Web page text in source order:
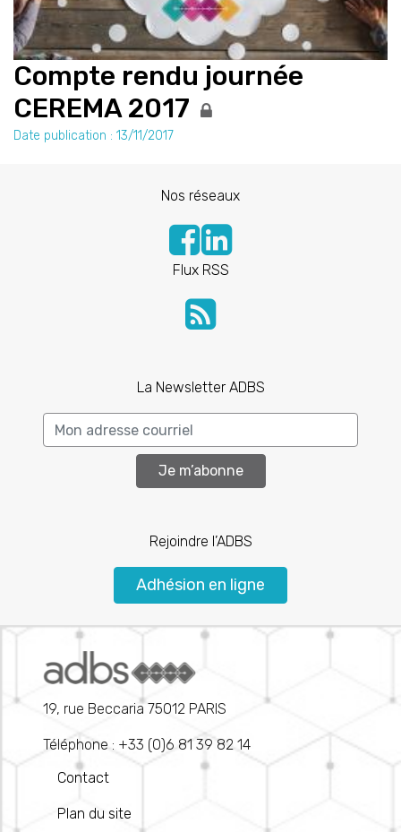
Compte rendu journée
CEREMA 2017
Date publication : 13/11/2017
Nos réseaux
Flux RSS
La Newsletter ADBS
Je m’abonne
Rejoindre l’ADBS
Adhésion en ligne
19, rue Beccaria 75012 PARIS
Téléphone : +33 (0)6 81 39 82 14
Contact
Plan du site